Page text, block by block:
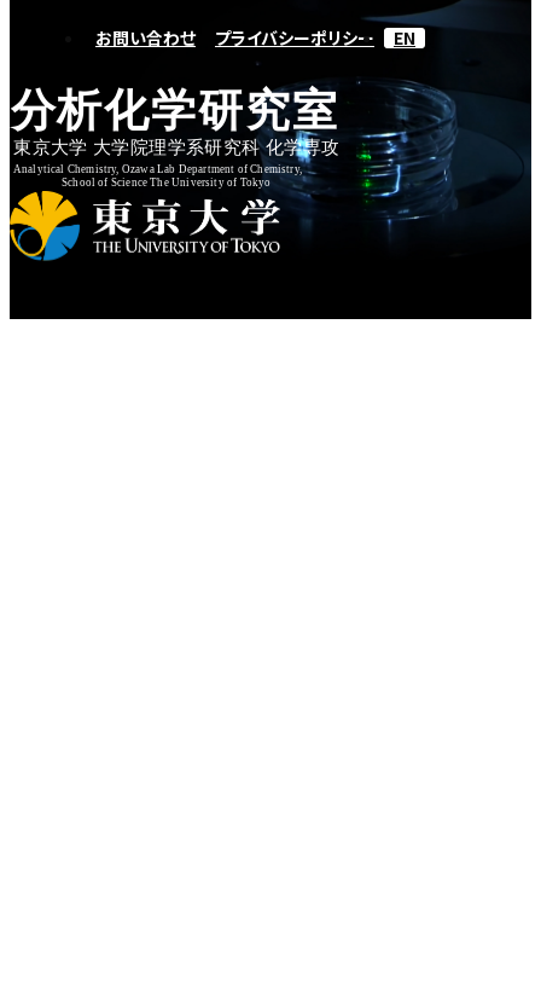
お問い合わせ プライバシーポリシー EN